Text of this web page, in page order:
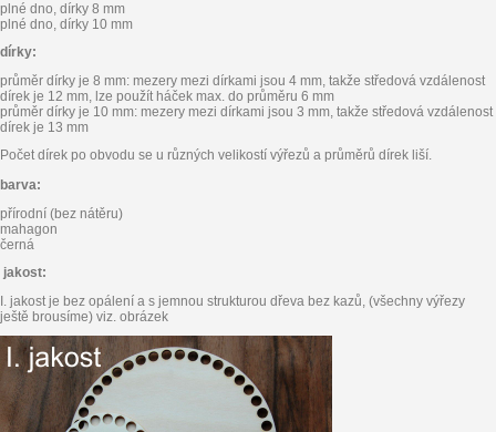
plné dno, dírky 8 mm
plné dno, dírky 10 mm
dírky:
průměr dírky je 8 mm: mezery mezi dírkami jsou 4 mm, takže středová vzdálenost
dírek je 12 mm, lze použít háček max. do průměru 6 mm
průměr dírky je 10 mm: mezery mezi dírkami jsou 3 mm, takže středová vzdálenost
dírek je 13 mm
Počet dírek po obvodu se u různých velikostí výřezů a průměrů dírek liší.
barva:
přírodní (bez nátěru)
mahagon
černá
jakost:
I. jakost je bez opálení a s jemnou strukturou dřeva bez kazů, (všechny výřezy
ještě brousíme) viz. obrázek